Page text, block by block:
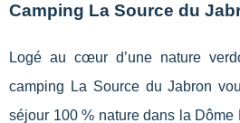
Camping La Source du
Logé au cœur d’une nature
camping La Source du Jabron
séjour 100 % nature dans la Dôme